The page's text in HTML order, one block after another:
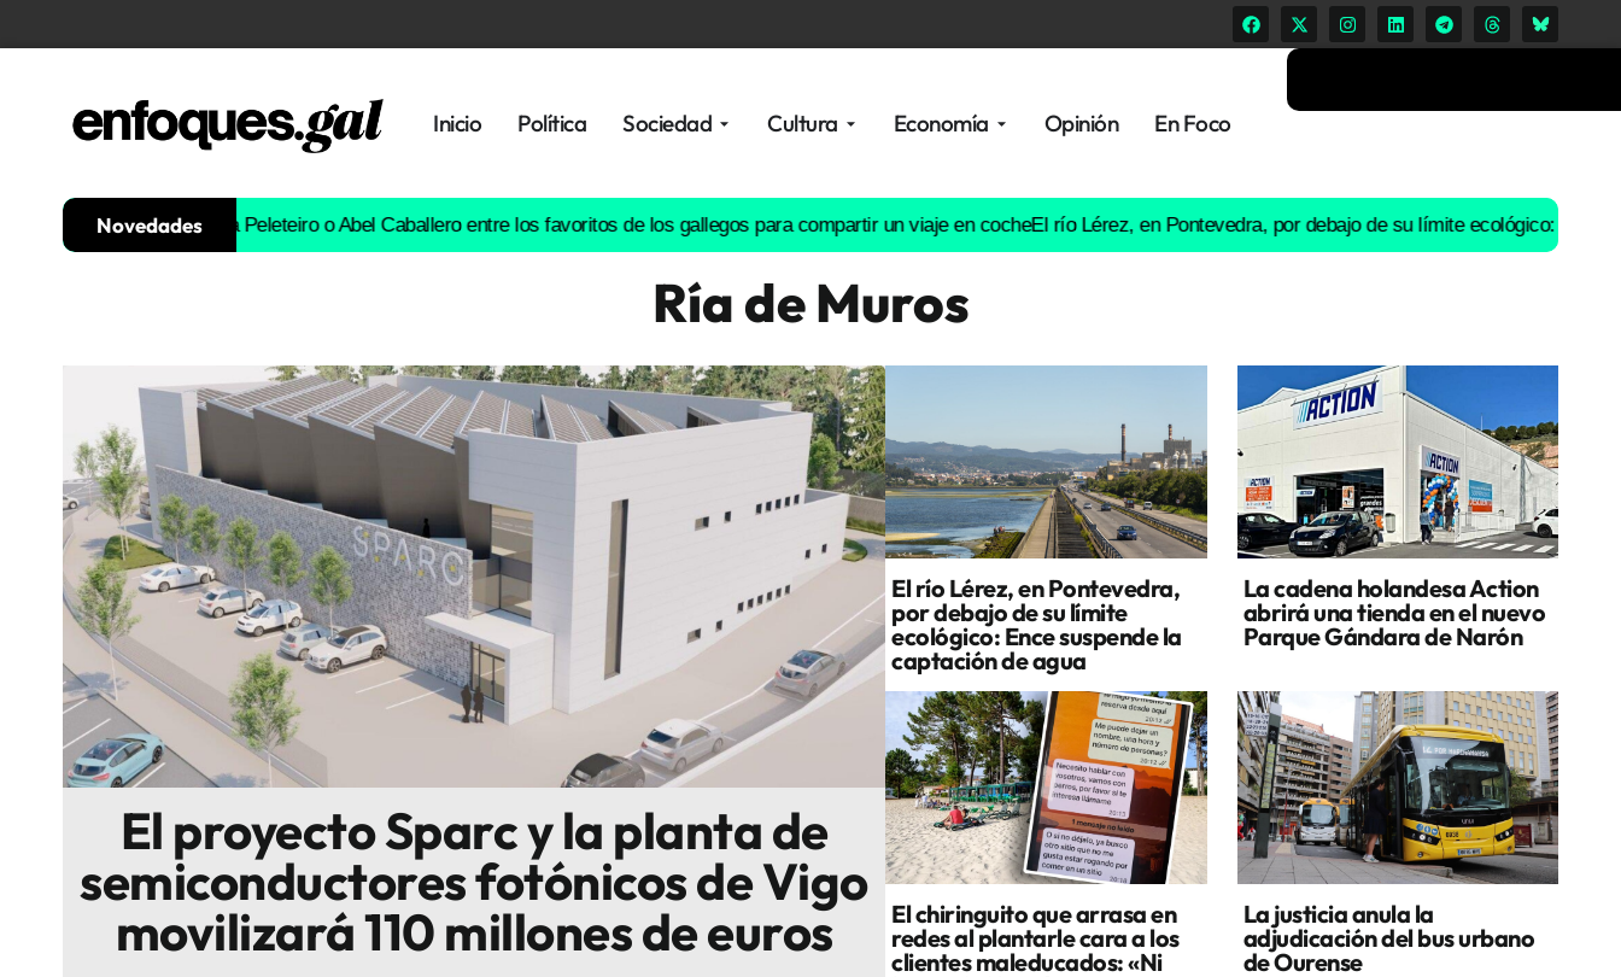
Inicio Política Sociedad Cultura Economía Opinión En Foco
Gastronomía
Escenarios
Sostenibilidad
Innova
Novedades
Iglesias, Ana Peleteiro o Abel Caballero entre los favoritos de los gallegos para compartir un viaje en cocheEl río Lérez, en Pontevedra, por debajo de su límite ecológico: Ence suspende
Ría de Muros
El proyecto Sparc y la planta de
semiconductores fotónicos de Vigo
movilizará 110 millones de euros
El río Lérez, en Pontevedra,
por debajo de su límite
ecológico: Ence suspende la
captación de agua
La cadena holandesa Action
abrirá una tienda en el nuevo
Parque Gándara de Narón
El chiringuito que arrasa en
redes al plantarle cara a los
clientes maleducados: «Ni
La justicia anula la
adjudicación del bus urbano
de Ourense